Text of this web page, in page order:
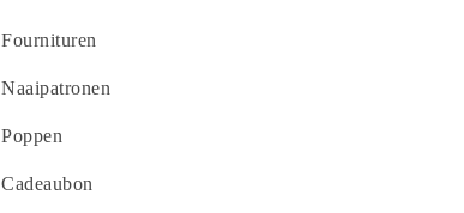
Fournituren
Naaipatronen
Poppen
Cadeaubon